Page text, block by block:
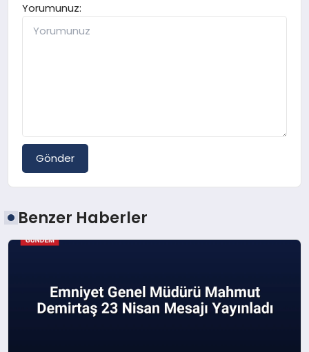
Yorumunuz:
Gönder
Benzer Haberler